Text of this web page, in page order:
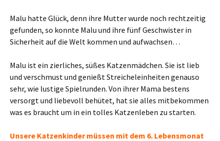
Malu hatte Glück, denn ihre Mutter wurde noch rechtzeitig
gefunden, so konnte Malu und ihre fünf Geschwister in
Sicherheit auf die Welt kommen und aufwachsen…
Malu ist ein zierliches, süßes Katzenmädchen. Sie ist lieb
und verschmust und genießt Streicheleinheiten genauso
sehr, wie lustige Spielrunden. Von ihrer Mama bestens
versorgt und liebevoll behütet, hat sie alles mitbekommen
was es braucht um in ein tolles Katzenleben zu starten.
Unsere Katzenkinder müssen mit dem 6. Lebensmonat